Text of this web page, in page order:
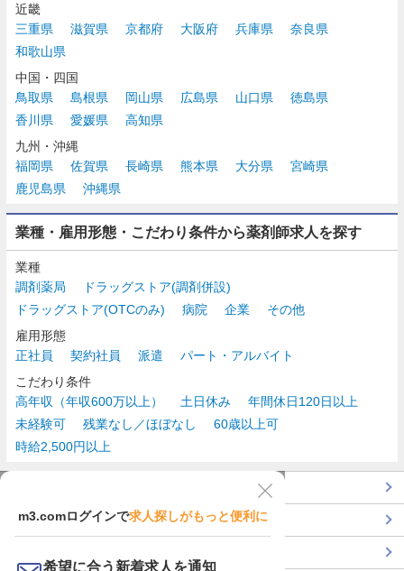
近畿
三重県
滋賀県 京都府 大阪府 兵庫県
奈良県
和歌山県
中国・四国
鳥取県
島根県 岡山県 広島県 山口県
徳島県
香川県
愛媛県
高知県
九州・沖縄
福岡県
佐賀県 長崎県 熊本県 大分県
宮崎県
鹿児島県
沖縄県
業種・雇用形態・こだわり条件から薬剤師求人を探す
業種
調剤薬局
ドラッグストア(調剤併設)
ドラッグストア(OTCのみ)
病院 企業
その他
雇用形態
正社員
契約社員 派遣
パート・アルバイト
こだわり条件
高年収（年収600万以上）
土日休み
年間休日120日以上
未経験可
残業なし／ほぼなし
60歳以上可
時給2,500円以上
m3.comログインで求人探しがもっと便利に
希望に合う新着求人を通知
最近チェックした求人一覧